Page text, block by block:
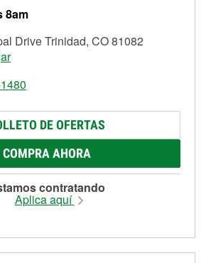
8am
Drive Trinidad, CO 81082
DE OFERTAS
COMPRA AHORA
contratando
Aplica aquí